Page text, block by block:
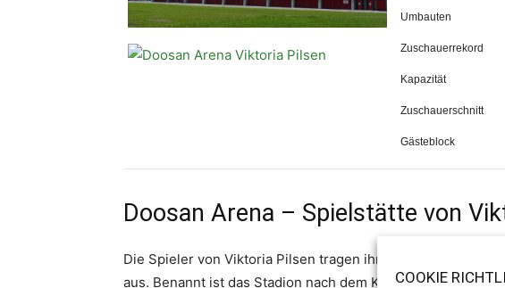
Umbauten
Zuschauerrekord
Kapazität
Zuschauerschnitt
Gästeblock
Doosan Arena – Spielstätte von
Die Spieler von Viktoria Pilsen tragen ihre Heimspiele seit
aus. Benannt ist das Stadion nach dem Konzern „Doosan“
COOKIE